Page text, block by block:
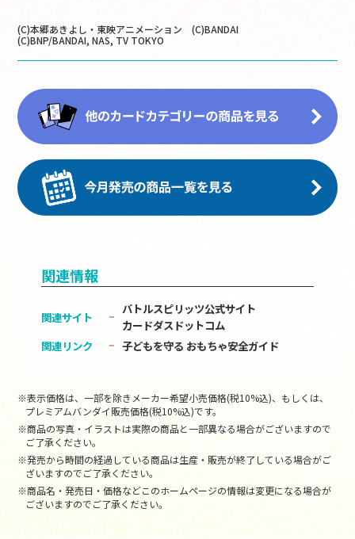
(C)本郷あきよし・東映アニメーション (C)BANDAI
(C)BNP/BANDAI, NAS, TV TOKYO
関連情報
関連サイト
バトルスピリッツ公式サイト
カードダスドットコム
関連リンク
子どもを守る おもちゃ安全ガイド
※表示価格は、一部を除きメーカー希望小売価格(税10%込)、もしくは、
プレミアムバンダイ販売価格(税10%込)です。
※商品の写真・イラストは実際の商品と一部異なる場合がございますので
ご了承ください。
※発売から時間の経過している商品は生産・販売が終了している場合がご
ざいますのでご了承ください。
※商品名・発売日・価格などこのホームページの情報は変更になる場合が
ございますのでご了承ください。